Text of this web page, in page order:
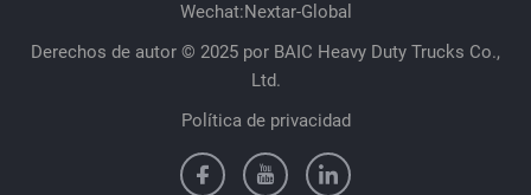
Wechat:Nextar-Global
Derechos de autor © 2025 por BAIC Heavy Duty Trucks Co.,
Ltd.
Política de privacidad